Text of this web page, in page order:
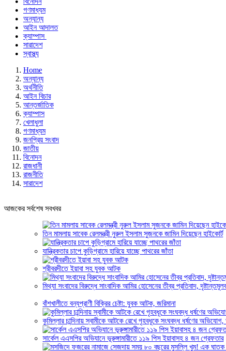
গণমাধ্যম
অন্যান্য
আইন আদালত
ক্যাম্পাস
সারাদেশ
স্বাস্থ্য
Home
অন্যান্য
অর্থনীতি
আইন বিচার
আন্তর্জাতিক
ক্যাম্পাস
খেলাধুলা
গণমাধ্যম
জনপ্রিয় সংবাদ
জাতীয়
বিনোদন
রাজধানী
রাজনীতি
সারাদেশ
আজকের সর্বশেষ সবখবর
তিন মামলায় সাবেক রেলমন্ত্রী নুরুল ইসলাম সুজনকে জামিন দিয়েছেন হাইকোর্ট
যান্ত্রিকতার চাপে কুড়িগ্রামে হারিয়ে যাচ্ছে পাথরের জাঁতা
শ্রীবরদীতে ইয়াবা সহ যুবক আটক
মিথ্যা সংবাদের বিরুদ্ধে সাংবাদিক আমির হোসেনের তীব্র প্রতিবাদ,
বাঁশখালীতে বন্যপ্রাণী বিক্রির চেষ্টা: যুবক আটক, জরিমানা
কুমিল্লার চান্দিনায় স্বামীকে আটকে রেখে গৃহবধূকে সংঘবদ্ধ ধর্ষণের
সার্কেল এএসপির অভিযানে ভূরুঙ্গামারীতে ১১৯ পিস ইয়াবাসহ ৪ জন গ্রেফতার